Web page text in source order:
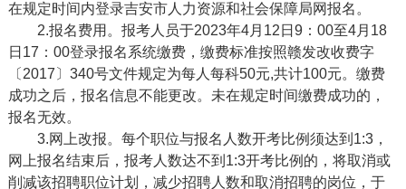
在规定时间内登录吉安市人力资源和社会保障局网报名。
2.报名费用。报考人员于2023年4月12日9：00至4月18
日17：00登录报名系统缴费，缴费标准按照赣发改收费字
〔 2017〕340号文件规定为每人每科50元,共计100元。缴费
成功之后，报名信息不能更改。未在规定时间缴费成功的，
报名无效。
3.网上改报。每个职位与报名人数开考比例须达到1:3，
网上报名结束后，报考人数达不到1:3开考比例的，将取消或
削减该招聘职位计划，减少招聘人数和取消招聘的岗位，于